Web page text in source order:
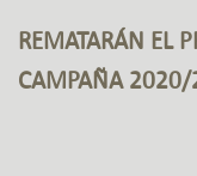
REMATARÁN EL
CAMPAÑA